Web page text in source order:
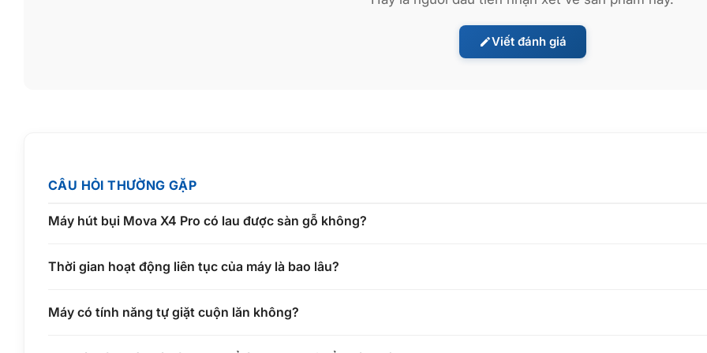
Không cần phải hút bụi trước rồi mới lau sàn như phương pháp truyền thống,
xử lý đồng thời bụi khô, bụi mịn,
minh giúp người dùng hoàn thành việc vệ sinh nhanh hơn mà vẫn đảm bảo hiệu quả làm sạch tối ưu, phù hợp với nhịp sống
có khả năng thay thế nhiều thiết bị riêng biệt thìX4 Prolà lựa chọn đáng cân
Viết đánh giá
CÂU HỎI THƯỜNG GẶP
Máy hút bụi Mova X4 Pro có lau được sàn gỗ không?
Thời gian hoạt động liên tục của máy là bao lâu?
Máy có tính năng tự giặt cuộn lăn không?